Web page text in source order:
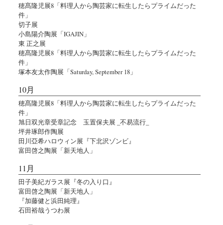
穂髙隆児展8「料理人から陶芸家に転生したらプライムだった
件」
切子展
小島陽介陶展「IGAJIN」
東 正之展
穂髙隆児展8「料理人から陶芸家に転生したらプライムだった
件」
塚本友太作陶展「Saturday, September 18」
10月
穂髙隆児展8「料理人から陶芸家に転生したらプライムだった
件」
旭日双光章受章記念 玉置保夫展 _不易流行_
坪井琢郎作陶展
田川亞希ハロウィン展『下北沢ゾンビ』
富田啓之陶展「新天地人」
11月
田子美紀ガラス展『冬の入り口』
富田啓之陶展「新天地人」
『加藤健と浜田純理』
石田裕哉うつわ展